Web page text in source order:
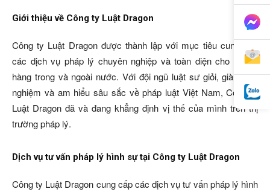
Giới thiệu về Công ty Luật Dragon
Công ty Luật Dragon được thành lập với mục tiêu cung cấp
các dịch vụ pháp lý chuyên nghiệp và toàn diện cho khách
hàng trong và ngoài nước. Với đội ngũ luật sư giỏi, giàu kinh
nghiệm và am hiểu sâu sắc về pháp luật Việt Nam, Công ty
Luật Dragon đã và đang khẳng định vị thế của mình trên thị
trường pháp lý.
Dịch vụ tư vấn pháp lý hình sự tại Công ty Luật Dragon
Công ty Luật Dragon cung cấp các dịch vụ tư vấn pháp lý hình